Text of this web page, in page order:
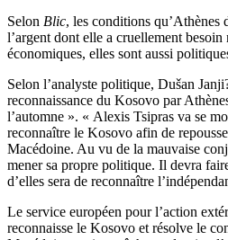
Selon Blic, les conditions
l’argent dont elle a cruellement besoin
économiques, elles sont aussi
Selon l’analyste politique, Dušan
reconnaissance du Kosovo par
l’automne ». « Alexis Tsipras va se
reconnaître le Kosovo afin de
Macédoine. Au vu de la mauvaise
mener sa propre politique. Il devra
d’elles sera de reconnaître
Le service européen pour l’action
reconnaisse le Kosovo et résolve le